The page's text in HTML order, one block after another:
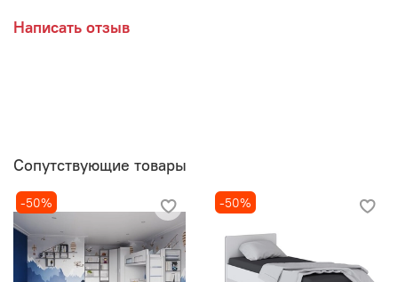
Написать отзыв
Сопутствующие товары
-50% -50%